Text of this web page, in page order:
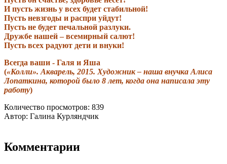
И пусть жизнь у всех будет стабильной!
Пусть невзгоды и распри уйдут!
Пусть не будет печальной разлуки.
Дружбе нашей – всемирный салют!
Пусть всех радуют дети и внуки!
Всегда ваши - Галя и Яша
(«Колли». Акварель, 2015. Художник – наша внучка Алиса
Лопаткина, которой было 8 лет, когда она написала эту
работу)
Количество просмотров: 839
Автор: Галина Курляндчик
Комментарии